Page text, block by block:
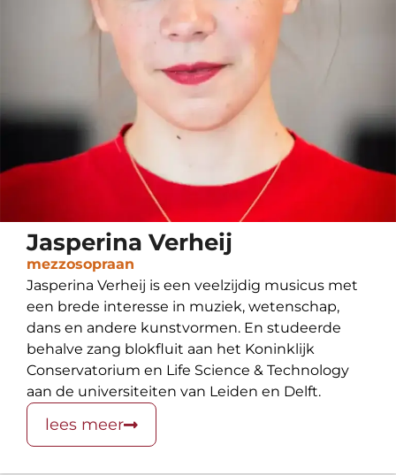
Jasperina Verheij
mezzosopraan
Jasperina Verheij is een veelzijdig musicus met
een brede interesse in muziek, wetenschap,
dans en andere kunstvormen. En studeerde
behalve zang blokfluit aan het Koninklijk
Conservatorium en Life Science & Technology
aan de universiteiten van Leiden en Delft.
lees meer